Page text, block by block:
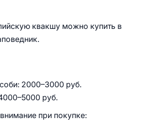
квакшу можно купить в
2000–3000 руб.
руб.
при покупке: